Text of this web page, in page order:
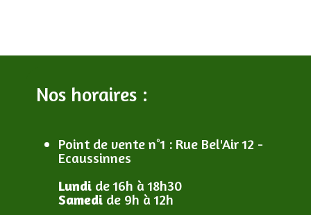
Nos horaires :
Point de vente n°1 : Rue Bel'Air 12 -
Ecaussinnes
Lundi de 16h à 18h30
Samedi de 9h à 12h